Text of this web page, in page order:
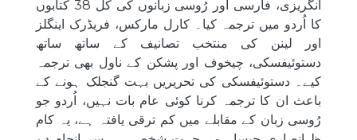
انگریزی، فارسی اور رُوسی زبانوں کی کُل 38 کتابوں
کا اُردو میں ترجمہ کیا۔ کارل مارکس، فریڈرک اینگلز
اور لینن کی منتخب تصانیف کے ساتھ ساتھ
دستوئیفسکی، چیخوف اور پشکن کے ناول بھی ترجمہ
کیے۔ دستوئیفسکی کی تحریریں بہت گنجلک ہونے کے
باعث ان کا ترجمہ کرنا کوئی عام بات نہیں، اُردو جو
رُوسی زبان کے مقابلے میں کم ترقی یافتہ ہے، یہ کام